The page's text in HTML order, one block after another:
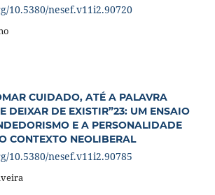
10.5380/nesef.v11i2.90720
CUIDADO, ATÉ A PALAVRA
DEIXAR DE EXISTIR”23: UM ENSAIO
E A PERSONALIDADE
CONTEXTO NEOLIBERAL
10.5380/nesef.v11i2.90785